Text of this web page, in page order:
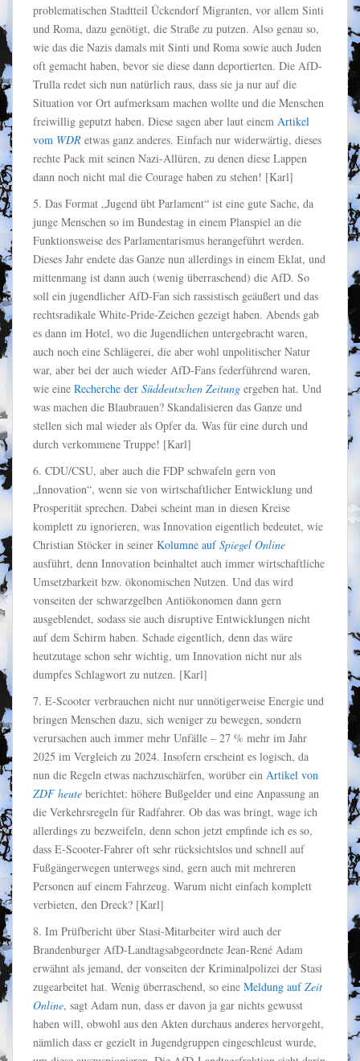
problematischen Stadtteil Ückendorf Migranten, vor allem Sinti
und Roma, dazu genötigt, die Straße zu putzen. Also genau so,
wie das die Nazis damals mit Sinti und Roma sowie auch Juden
oft gemacht haben, bevor sie diese dann deportierten. Die AfD-
Trulla redet sich nun natürlich raus, dass sie ja nur auf die
Situation vor Ort aufmerksam machen wollte und die Menschen
freiwillig geputzt haben. Diese sagen aber laut einem Artikel
vom WDR etwas ganz anderes. Einfach nur widerwärtig, dieses
rechte Pack mit seinen Nazi-Allüren, zu denen diese Lappen
dann noch nicht mal die Courage haben zu stehen! [Karl]
5. Das Format „Jugend übt Parlament“ ist eine gute Sache, da
junge Menschen so im Bundestag in einem Planspiel an die
Funktionsweise des Parlamentarismus herangeführt werden.
Dieses Jahr endete das Ganze nun allerdings in einem Eklat, und
mittenmang ist dann auch (wenig überraschend) die AfD. So
soll ein jugendlicher AfD-Fan sich rassistisch geäußert und das
rechtsradikale White-Pride-Zeichen gezeigt haben. Abends gab
es dann im Hotel, wo die Jugendlichen untergebracht waren,
auch noch eine Schlägerei, die aber wohl unpolitischer Natur
war, aber bei der auch wieder AfD-Fans federführend waren,
wie eine Recherche der Süddeutschen Zeitung ergeben hat. Und
was machen die Blaubrauen? Skandalisieren das Ganze und
stellen sich mal wieder als Opfer da. Was für eine durch und
durch verkommene Truppe! [Karl]
6. CDU/CSU, aber auch die FDP schwafeln gern von
„Innovation“, wenn sie von wirtschaftlicher Entwicklung und
Prosperität sprechen. Dabei scheint man in diesen Kreise
komplett zu ignorieren, was Innovation eigentlich bedeutet, wie
Christian Stöcker in seiner Kolumne aufSpiegel Online
ausführt, denn Innovation beinhaltet auch immer wirtschaftliche
Umsetzbarkeit bzw. ökonomischen Nutzen. Und das wird
vonseiten der schwarzgelben Antiökonomen dann gern
ausgeblendet, sodass sie auch disruptive Entwicklungen nicht
auf dem Schirm haben. Schade eigentlich, denn das wäre
heutzutage schon sehr wichtig, um Innovation nicht nur als
dumpfes Schlagwort zu nutzen. [Karl]
7. E-Scooter verbrauchen nicht nur unnötigerweise Energie und
bringen Menschen dazu, sich weniger zu bewegen, sondern
verursachen auch immer mehr Unfälle – 27 % mehr im Jahr
2025 im Vergleich zu 2024. Insofern erscheint es logisch, da
nun die Regeln etwas nachzuschärfen, worüber ein Artikel von
ZDF heute berichtet: höhere Bußgelder und eine Anpassung an
die Verkehrsregeln für Radfahrer. Ob das was bringt, wage ich
allerdings zu bezweifeln, denn schon jetzt empfinde ich es so,
dass E-Scooter-Fahrer oft sehr rücksichtslos und schnell auf
Fußgängerwegen unterwegs sind, gern auch mit mehreren
Personen auf einem Fahrzeug. Warum nicht einfach komplett
verbieten, den Dreck? [Karl]
8. Im Prüfbericht über Stasi-Mitarbeiter wird auch der
Brandenburger AfD-Landtagsabgeordnete Jean-René Adam
erwähnt als jemand, der vonseiten der Kriminalpolizei der Stasi
zugearbeitet hat. Wenig überraschend, so eine Meldung aufZeit
Online, sagt Adam nun, dass er davon ja gar nichts gewusst
haben will, obwohl aus den Akten durchaus anderes hervorgeht,
nämlich dass er gezielt in Jugendgruppen eingeschleust wurde,